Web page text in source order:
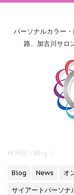
パーソナルカラー
路、加古川
HOME > Blog >
Blog News
オ
サイアートパーソナ